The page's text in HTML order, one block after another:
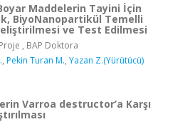
Maddelerin Tayini İçin
BiyoNanopartikül Temelli
ve Test Edilmesi
, BAP Doktora
, Pekin Turan M., Yazan Z.(Yürütücü)
Varroa destructor’a Karşı